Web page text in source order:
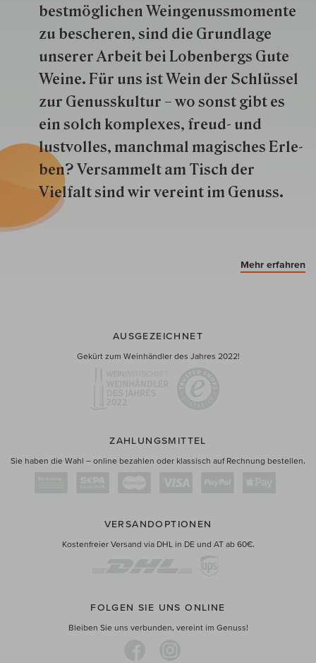
best­mög­lich­en Wein­genuss­momente
zu besche­ren, sind die Grund­lage
unserer Arbeit bei Lobenbergs Gute
Weine. Für uns ist Wein der Schlüs­sel
zur Genuss­kultur – wo sonst gibt es
ein solch kom­plexes, freud- und
lustvolles, manchmal ma­gisch­es Er­le­
ben? Versammelt am Tisch der
Vielfalt sind wir ver­eint im Genuss.
Mehr erfahren
AUSGEZEICHNET
Gekürt zum Weinhändler des Jahres 2022!
ZAHLUNGSMITTEL
Sie haben die Wahl – online bezahlen oder klassisch auf Rechnung bestellen.
VERSANDOPTIONEN
Kostenfreier Versand via DHL in DE und AT ab 60€.
FOLGEN SIE UNS ONLINE
Bleiben Sie uns verbunden, vereint im Genuss!